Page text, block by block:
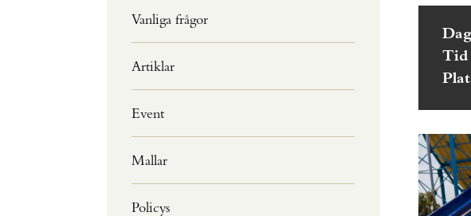
Vanliga frågor
Artiklar
Event
Mallar
Policys
Dag
Tid